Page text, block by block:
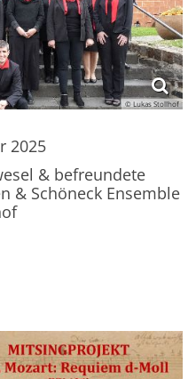
© Lukas Stollhof
2025
& befreundete
& Schöneck Ensemble